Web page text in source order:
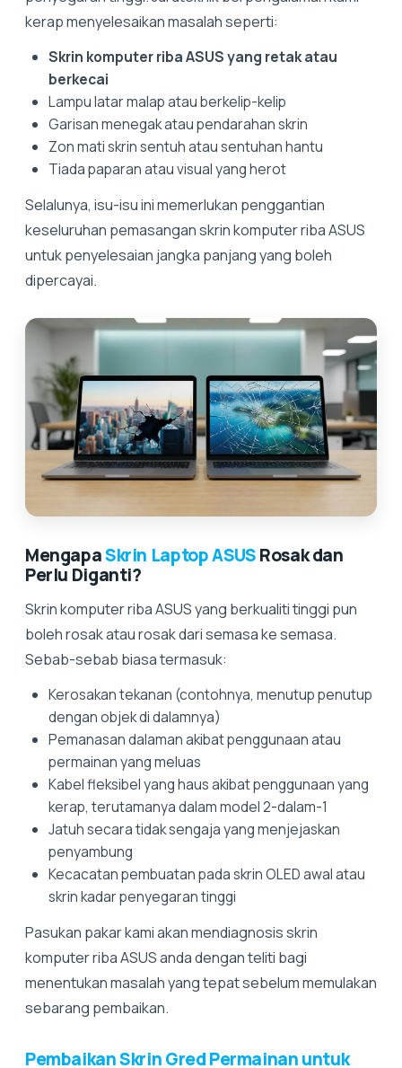
kerap menyelesaikan masalah seperti:
Skrin komputer riba ASUS yang retak atau
berkecai
Lampu latar malap atau berkelip-kelip
Garisan menegak atau pendarahan skrin
Zon mati skrin sentuh atau sentuhan hantu
Tiada paparan atau visual yang herot
Selalunya, isu-isu ini memerlukan penggantian
keseluruhan pemasangan skrin komputer riba ASUS
untuk penyelesaian jangka panjang yang boleh
dipercayai.
MengapaSkrin Laptop ASUSRosak dan
Perlu Diganti?
Skrin komputer riba ASUS yang berkualiti tinggi pun
boleh rosak atau rosak dari semasa ke semasa.
Sebab-sebab biasa termasuk:
Kerosakan tekanan (contohnya, menutup penutup
dengan objek di dalamnya)
Pemanasan dalaman akibat penggunaan atau
permainan yang meluas
Kabel fleksibel yang haus akibat penggunaan yang
kerap, terutamanya dalam model 2-dalam-1
Jatuh secara tidak sengaja yang menjejaskan
penyambung
Kecacatan pembuatan pada skrin OLED awal atau
skrin kadar penyegaran tinggi
Pasukan pakar kami akan mendiagnosis skrin
komputer riba ASUS anda dengan teliti bagi
menentukan masalah yang tepat sebelum memulakan
sebarang pembaikan.
Pembaikan Skrin Gred Permainan untuk